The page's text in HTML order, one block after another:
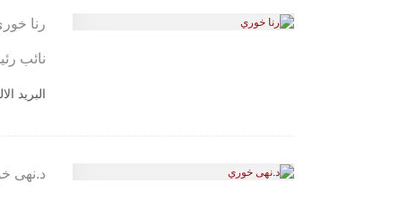
رنا
نائب
البريد
د.نهى